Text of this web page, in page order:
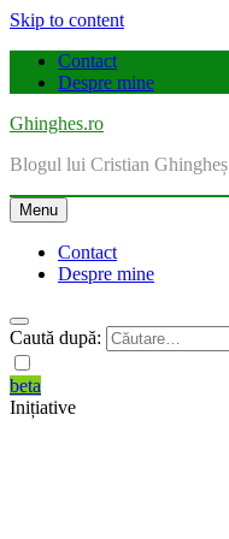
Skip to content
Contact
Despre mine
Ghinghes.ro
Blogul lui Cristian Ghingheș
Menu
Contact
Despre mine
Caută după:
beta
Inițiative